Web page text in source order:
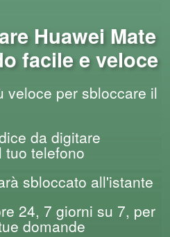
Huawei Mate
facile e veloce
veloce per sbloccare il
da digitare
tuo telefono
sbloccato all'istante
24, 7 giorni su 7, per
domande